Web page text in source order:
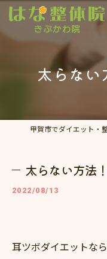
太らない
太らない方法
2022/08/13
耳ツボダイエットな